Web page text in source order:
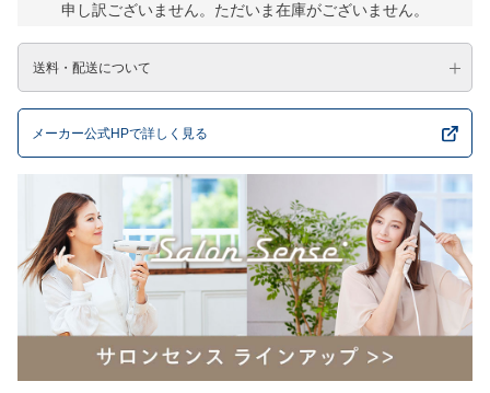
申し訳ございません。ただいま在庫がございません。
送料・配送について
メーカー公式HPで詳しく見る